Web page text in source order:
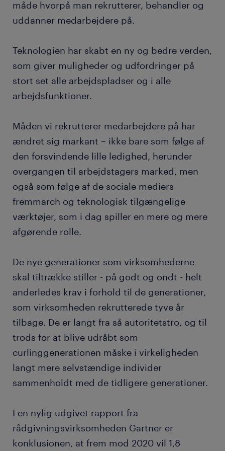
måde hvorpå man rekrutterer, behandler og
uddanner medarbejdere på.
Teknologien har skabt en ny og bedre verden,
som giver muligheder og udfordringer på
stort set alle arbejdspladser og i alle
arbejdsfunktioner.
Måden vi rekrutterer medarbejdere på har
ændret sig markant – ikke bare som følge af
den forsvindende lille ledighed, herunder
overgangen til arbejdstagers marked, men
også som følge af de sociale mediers
fremmarch og teknologisk tilgængelige
værktøjer, som i dag spiller en mere og mere
afgørende rolle.
De nye generationer som virksomhederne
skal tiltrække stiller - på godt og ondt - helt
anderledes krav i forhold til de generationer,
som virksomheden rekrutterede tyve år
tilbage. De er langt fra så autoritetstro, og til
trods for at blive udråbt som
curlinggenerationen måske i virkeligheden
langt mere selvstændige individer
sammenholdt med de tidligere generationer.
I en nylig udgivet rapport fra
rådgivningsvirksomheden Gartner er
konklusionen, at frem mod 2020 vil 1,8